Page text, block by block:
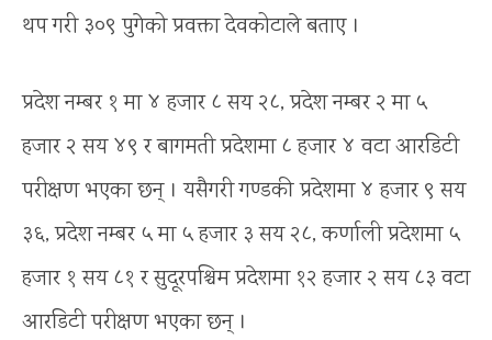
थप गरी ३०९ पुगेको प्रवक्ता देवकोटाले बताए ।
प्रदेश नम्बर १ मा ४ हजार ८ सय २८, प्रदेश नम्बर २ मा ५
हजार २ सय ४९ र बागमती प्रदेशमा ८ हजार ४ वटा आरडिटी
परीक्षण भएका छन् । यसैगरी गण्डकी प्रदेशमा ४ हजार ९ सय
३६, प्रदेश नम्बर ५ मा ५ हजार ३ सय २८, कर्णाली प्रदेशमा ५
हजार १ सय ८१ र सुदूरपश्चिम प्रदेशमा १२ हजार २ सय ८३ वटा
आरडिटी परीक्षण भएका छन् ।